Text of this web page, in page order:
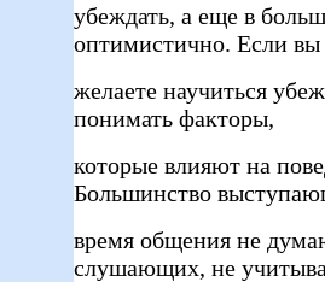
убеждать, а еще в
оптимистично. Если вы
желаете научиться
понимать факторы,
которые влияют на
Большинство
время общения не
слушающих, не